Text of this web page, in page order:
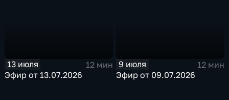
13 июля
12 мин
Эфир от 13.07.2026
9 июля
12 мин
Эфир от 09.07.2026